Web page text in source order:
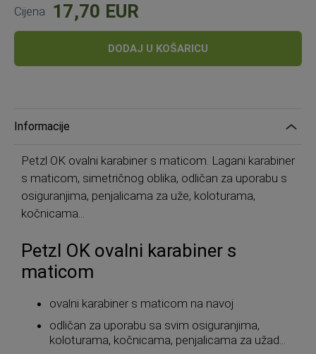
Cijena 17,70 EUR
DODAJ U KOŠARICU
Informacije
Petzl OK ovalni karabiner s maticom. Lagani karabiner
s maticom, simetričnog oblika, odličan za uporabu s
osiguranjima, penjalicama za uže, koloturama,
kočnicama...
Petzl OK ovalni karabiner s
maticom
ovalni karabiner s maticom na navoj
odličan za uporabu sa svim osiguranjima,
koloturama, kočnicama, penjalicama za užad...